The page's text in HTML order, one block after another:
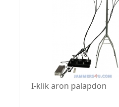
I-klik aron palapdon